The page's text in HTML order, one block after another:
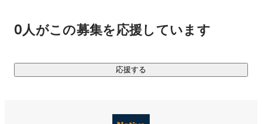
0人がこの募集を応援しています
応援する